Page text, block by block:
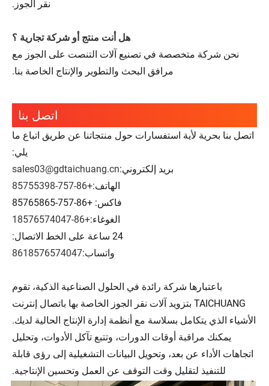
نقر الجوز.
هل أنت منتج أو شركة تجارية ؟
نحن شركة متخصصة في تصنيع آلات التنصت على الجوز مع
مرافق البحث والتطوير والإنتاج الخاصة بنا.
اتصل بنا
اتصل بنا بحرية لأية استفسارات حول منتجاتنا عن طريق اتباع ما
يلي:
بريد إلكتروني:sales03@gdtaichuang.cn
الهاتف:+86-757-85755398
فاكس: +86-757-85765865
الغوغاء:+86-18576574047
24 ساعة على الخط الاتصال:
واتساب:8618576574047
باعتبارها شركة رائدة في الحلول الصناعية الذكية، تقوم
TAICHUANG بتزويد آلات نقر الجوز الخاصة بها باتصال إنترنت
الأشياء الذي يتكامل بسلاسة مع أنظمة إدارة الإنتاج الحالية لديك.
يمكنك مراقبة أوقات الدورات، وتتبع تآكل الأدوات، وتحليل
اتجاهات الأداء عن بعد، وتحويل البيانات التشغيلية إلى رؤى قابلة
للتنفيذ لتقليل وقت التوقف عن العمل وتحسين الإنتاجية.